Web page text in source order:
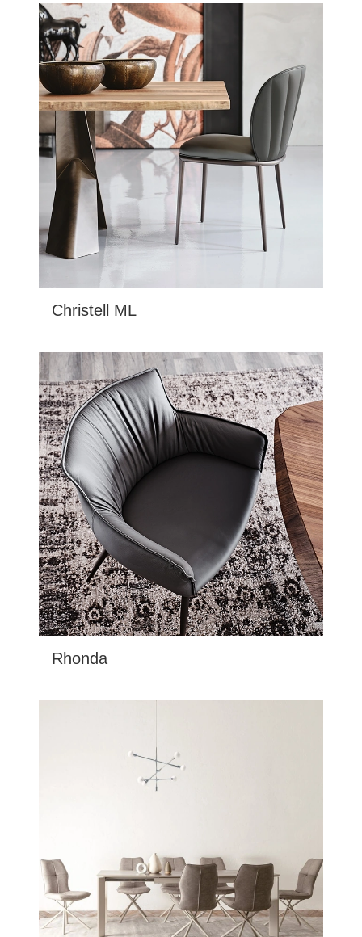
Christell ML
Rhonda